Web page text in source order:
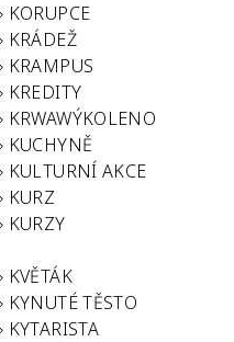
KORUPCE
KRÁDEŽ
KRAMPUS
KREDITY
KRWAWÝKOLENO
KUCHYNĚ
KULTURNÍ AKCE
KURZ
KURZY
KVĚTÁK
KYNUTÉ TĚSTO
KYTARISTA